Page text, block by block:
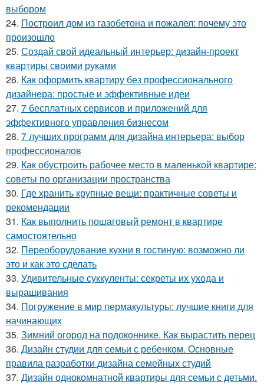
выбором
24. Построил дом из газобетона и пожалел: почему это
произошло
25. Создай свой идеальный интерьер: дизайн-проект
квартиры своими руками
26. Как оформить квартиру без профессионального
дизайнера: простые и эффективные идеи
27. 7 бесплатных сервисов и приложений для
эффективного управления бизнесом
28. 7 лучших программ для дизайна интерьера: выбор
профессионалов
29. Как обустроить рабочее место в маленькой квартире:
советы по организации пространства
30. Где хранить крупные вещи: практичные советы и
рекомендации
31. Как выполнить пошаговый ремонт в квартире
самостоятельно
32. Переоборудование кухни в гостиную: возможно ли
это и как это сделать
33. Удивительные суккуленты: секреты их ухода и
выращивания
34. Погружение в мир пермакультуры: лучшие книги для
начинающих
35. Зимний огород на подоконнике. Как вырастить перец
36. Дизайн студии для семьи с ребенком. Основные
правила разработки дизайна семейных студий
37. Дизайн однокомнатной квартиры для семьи с детьми.